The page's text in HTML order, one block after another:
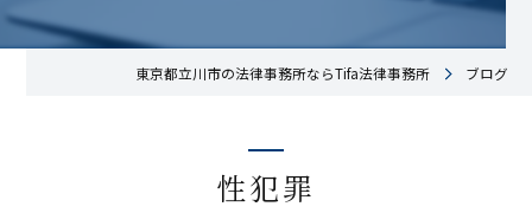
東京都立川市の法律事務所ならTifa法律事務所 ブログ
性犯罪